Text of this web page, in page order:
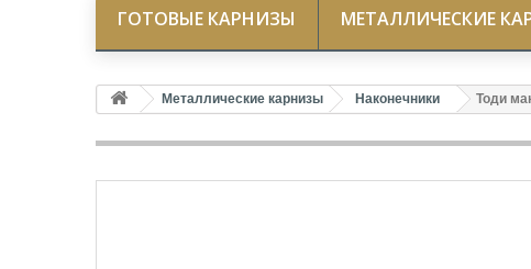
ГОТОВЫЕ КАРНИЗЫ МЕТАЛЛИЧЕСКИЕ
Металлические карнизы Наконечники Тоди